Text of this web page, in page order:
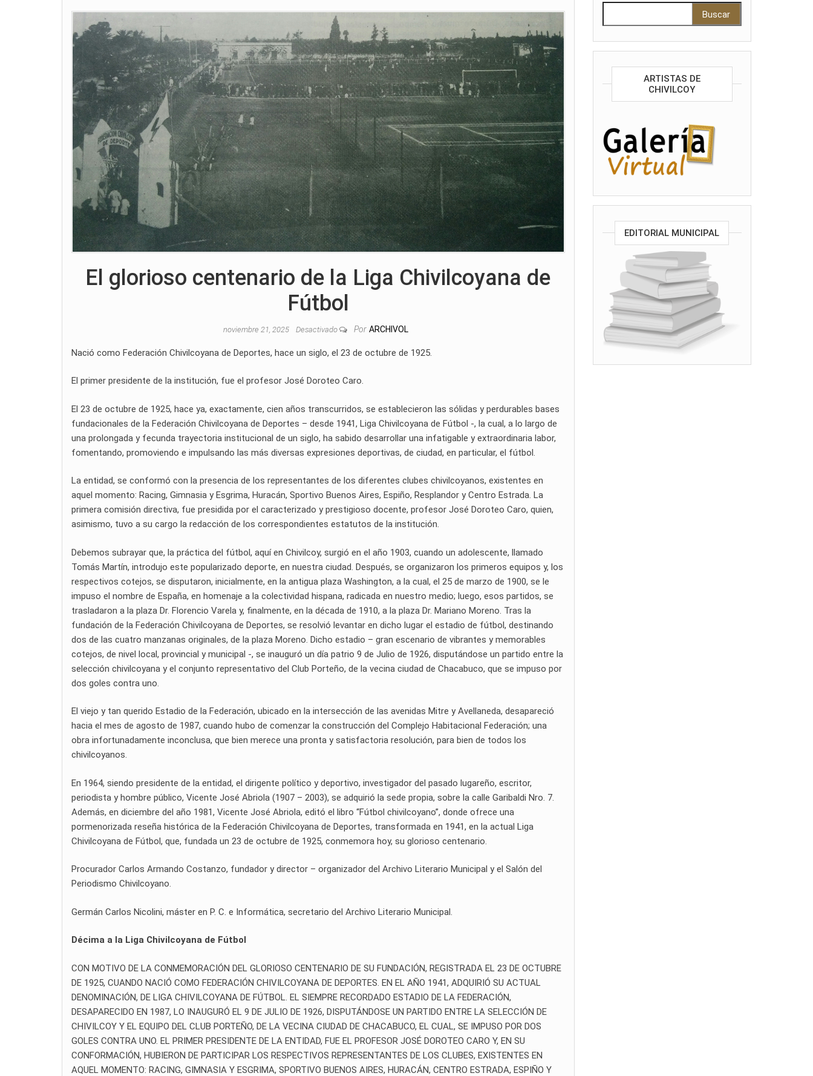
El glorioso centenario de la Liga Chivilcoyana de
Fútbol
noviembre 21, 2025 Desactivado Por ARCHIVOL
Nació como Federación Chivilcoyana de Deportes, hace un siglo, el 23 de octubre de 1925.
El primer presidente de la institución, fue el profesor José Doroteo Caro.
El 23 de octubre de 1925, hace ya, exactamente, cien años transcurridos, se establecieron las sólidas y perdurables bases
fundacionales de la Federación Chivilcoyana de Deportes – desde 1941, Liga Chivilcoyana de Fútbol -, la cual, a lo largo de
una prolongada y fecunda trayectoria institucional de un siglo, ha sabido desarrollar una infatigable y extraordinaria labor,
fomentando, promoviendo e impulsando las más diversas expresiones deportivas, de ciudad, en particular, el fútbol.
La entidad, se conformó con la presencia de los representantes de los diferentes clubes chivilcoyanos, existentes en
aquel momento: Racing, Gimnasia y Esgrima, Huracán, Sportivo Buenos Aires, Espiño, Resplandor y Centro Estrada. La
primera comisión directiva, fue presidida por el caracterizado y prestigioso docente, profesor José Doroteo Caro, quien,
asimismo, tuvo a su cargo la redacción de los correspondientes estatutos de la institución.
Debemos subrayar que, la práctica del fútbol, aquí en Chivilcoy, surgió en el año 1903, cuando un adolescente, llamado
Tomás Martín, introdujo este popularizado deporte, en nuestra ciudad. Después, se organizaron los primeros equipos y, los
respectivos cotejos, se disputaron, inicialmente, en la antigua plaza Washington, a la cual, el 25 de marzo de 1900, se le
impuso el nombre de España, en homenaje a la colectividad hispana, radicada en nuestro medio; luego, esos partidos, se
trasladaron a la plaza Dr. Florencio Varela y, finalmente, en la década de 1910, a la plaza Dr. Mariano Moreno. Tras la
fundación de la Federación Chivilcoyana de Deportes, se resolvió levantar en dicho lugar el estadio de fútbol, destinando
dos de las cuatro manzanas originales, de la plaza Moreno. Dicho estadio – gran escenario de vibrantes y memorables
cotejos, de nivel local, provincial y municipal -, se inauguró un día patrio 9 de Julio de 1926, disputándose un partido entre la
selección chivilcoyana y el conjunto representativo del Club Porteño, de la vecina ciudad de Chacabuco, que se impuso por
dos goles contra uno.
El viejo y tan querido Estadio de la Federación, ubicado en la intersección de las avenidas Mitre y Avellaneda, desapareció
hacia el mes de agosto de 1987, cuando hubo de comenzar la construcción del Complejo Habitacional Federación; una
obra infortunadamente inconclusa, que bien merece una pronta y satisfactoria resolución, para bien de todos los
chivilcoyanos.
En 1964, siendo presidente de la entidad, el dirigente político y deportivo, investigador del pasado lugareño, escritor,
periodista y hombre público, Vicente José Abriola (1907 – 2003), se adquirió la sede propia, sobre la calle Garibaldi Nro. 7.
Además, en diciembre del año 1981, Vicente José Abriola, editó el libro “Fútbol chivilcoyano”, donde ofrece una
pormenorizada reseña histórica de la Federación Chivilcoyana de Deportes, transformada en 1941, en la actual Liga
Chivilcoyana de Fútbol, que, fundada un 23 de octubre de 1925, conmemora hoy, su glorioso centenario.
Procurador Carlos Armando Costanzo, fundador y director – organizador del Archivo Literario Municipal y el Salón del
Periodismo Chivilcoyano.
Germán Carlos Nicolini, máster en P. C. e Informática, secretario del Archivo Literario Municipal.
Décima a la Liga Chivilcoyana de Fútbol
CON MOTIVO DE LA CONMEMORACIÓN DEL GLORIOSO CENTENARIO DE SU FUNDACIÓN, REGISTRADA EL 23 DE OCTUBRE
DE 1925, CUANDO NACIÓ COMO FEDERACIÓN CHIVILCOYANA DE DEPORTES. EN EL AÑO 1941, ADQUIRIÓ SU ACTUAL
DENOMINACIÓN, DE LIGA CHIVILCOYANA DE FÚTBOL. EL SIEMPRE RECORDADO ESTADIO DE LA FEDERACIÓN,
DESAPARECIDO EN 1987, LO INAUGURÓ EL 9 DE JULIO DE 1926, DISPUTÁNDOSE UN PARTIDO ENTRE LA SELECCIÓN DE
CHIVILCOY Y EL EQUIPO DEL CLUB PORTEÑO, DE LA VECINA CIUDAD DE CHACABUCO, EL CUAL, SE IMPUSO POR DOS
GOLES CONTRA UNO. EL PRIMER PRESIDENTE DE LA ENTIDAD, FUE EL PROFESOR JOSÉ DOROTEO CARO Y, EN SU
CONFORMACIÓN, HUBIERON DE PARTICIPAR LOS RESPECTIVOS REPRESENTANTES DE LOS CLUBES, EXISTENTES EN
AQUEL MOMENTO: RACING, GIMNASIA Y ESGRIMA, SPORTIVO BUENOS AIRES, HURACÁN, CENTRO ESTRADA, ESPIÑO Y
ARTISTAS DE
CHIVILCOY
EDITORIAL MUNICIPAL